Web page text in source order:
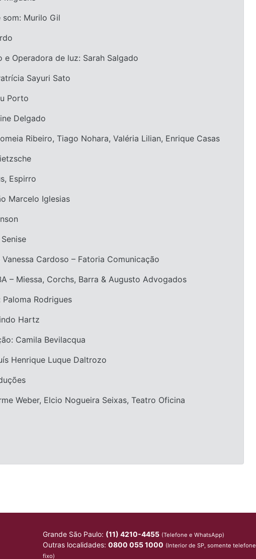
Murilo Gil
e Operadora de luz: Sarah Salgado
Sayuri Sato
Porto
Delgado
Ribeiro, Tiago Nohara, Valéria Lilian, Enrique Casas
Espirro
Marcelo Iglesias
Cardoso – Fatoria Comunicação
– Miessa, Corchs, Barra & Augusto Advogados
Rodrigues
Hartz
Camila Bevilacqua
Henrique Luque Daltrozo
Weber, Elcio Nogueira Seixas, Teatro Oficina
Grande São Paulo: (11) 4210-4455 (Telefone e WhatsApp)
Outras localidades: 0800 055 1000 (Interior de SP, somente telefone
fixo)